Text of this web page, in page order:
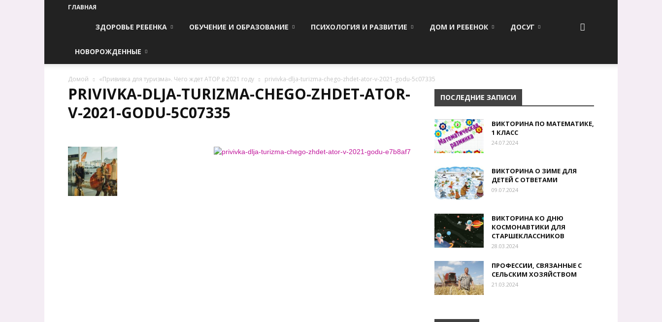
ГЛАВНАЯ
ЗДОРОВЬЕ РЕБЕНКА ОБУЧЕНИЕ И ОБРАЗОВАНИЕ ПСИХОЛОГИЯ И РАЗВИТИЕ ДОМ И РЕБЕНОК ДОСУГ
НОВОРОЖДЕННЫЕ
Домой «Прививка для туризма». Чего ждет АТОР в 2021 году privivka-dlja-turizma-chego-zhdet-ator-v-2021-godu-5c07335
PRIVIVKA-DLJA-TURIZMA-CHEGO-ZHDET-ATOR-
V-2021-GODU-5C07335
ПОСЛЕДНИЕ ЗАПИСИ
ВИКТОРИНА ПО МАТЕМАТИКЕ,
1 КЛАСС
24.07.2024
ВИКТОРИНА О ЗИМЕ ДЛЯ
ДЕТЕЙ С ОТВЕТАМИ
09.07.2024
ВИКТОРИНА КО ДНЮ
КОСМОНАВТИКИ ДЛЯ
СТАРШЕКЛАССНИКОВ
28.03.2024
ПРОФЕССИИ, СВЯЗАННЫЕ С
СЕЛЬСКИМ ХОЗЯЙСТВОМ
21.03.2024